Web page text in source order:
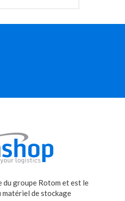
groupe Rotom et est le
matériel de stockage